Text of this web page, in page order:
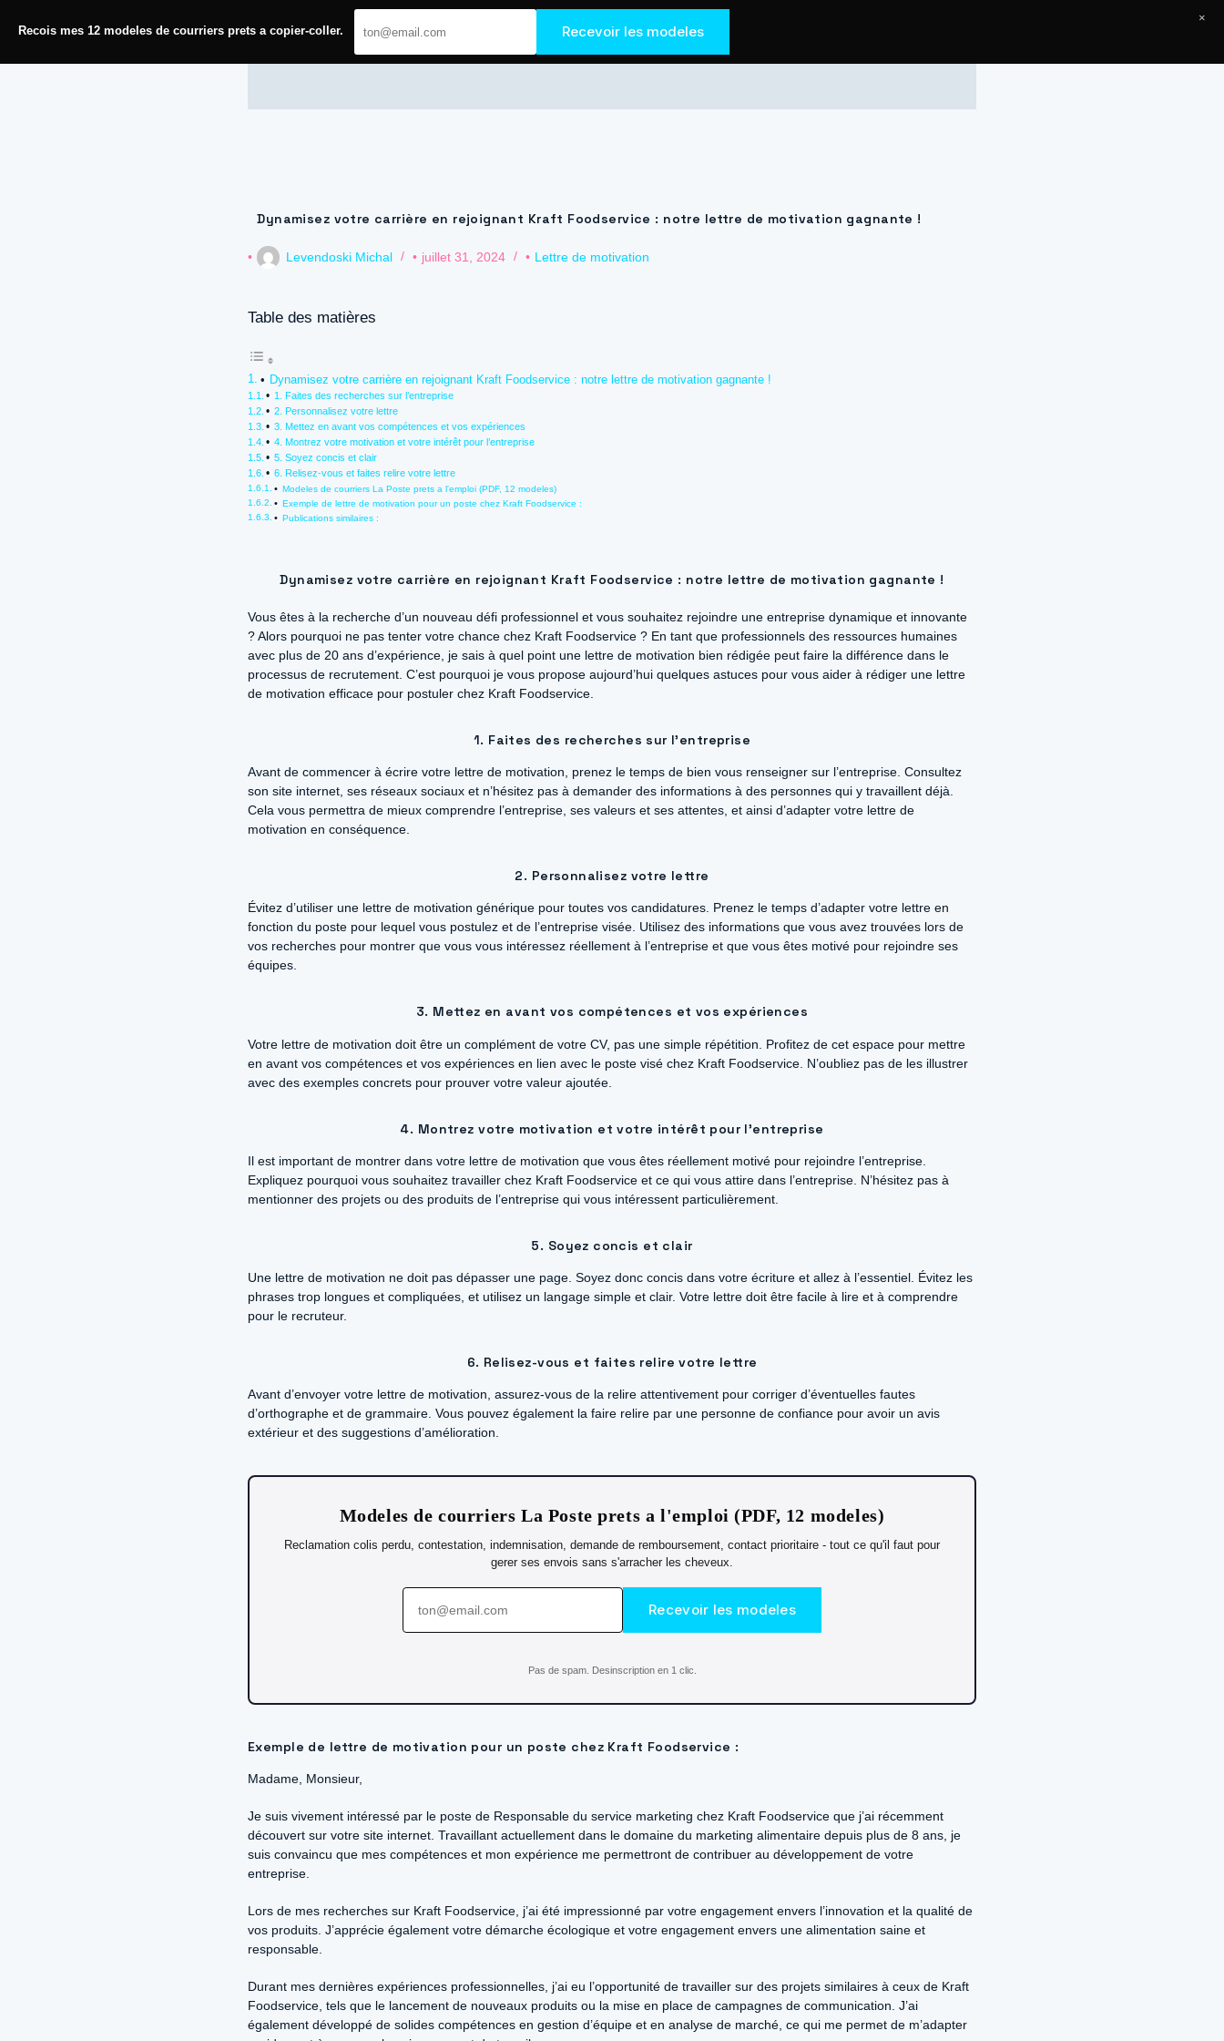
au
Journal de Geek — Décroche le Job
Dynamisez votre carrière en rejoignant Kraft Foodservice : notre lettre de motivation gagnante !
Levendoski Michal juillet 31, 2024 Lettre de motivation
Table des matières
Dynamisez votre carrière en rejoignant Kraft Foodservice : notre lettre de motivation gagnante !
1. Faites des recherches sur l’entreprise
2. Personnalisez votre lettre
3. Mettez en avant vos compétences et vos expériences
4. Montrez votre motivation et votre intérêt pour l’entreprise
5. Soyez concis et clair
6. Relisez-vous et faites relire votre lettre
Modeles de courriers La Poste prets a l'emploi (PDF, 12 modeles)
Exemple de lettre de motivation pour un poste chez Kraft Foodservice :
Publications similaires :
Dynamisez votre carrière en rejoignant Kraft Foodservice : notre lettre de motivation gagnante !
Vous êtes à la recherche d’un nouveau défi professionnel et vous souhaitez rejoindre une entreprise dynamique et innovante
? Alors pourquoi ne pas tenter votre chance chez Kraft Foodservice ? En tant que professionnels des ressources humaines
avec plus de 20 ans d’expérience, je sais à quel point une lettre de motivation bien rédigée peut faire la différence dans le
processus de recrutement. C’est pourquoi je vous propose aujourd’hui quelques astuces pour vous aider à rédiger une lettre
de motivation efficace pour postuler chez Kraft Foodservice.
1. Faites des recherches sur l’entreprise
Avant de commencer à écrire votre lettre de motivation, prenez le temps de bien vous renseigner sur l’entreprise. Consultez
son site internet, ses réseaux sociaux et n’hésitez pas à demander des informations à des personnes qui y travaillent déjà.
Cela vous permettra de mieux comprendre l’entreprise, ses valeurs et ses attentes, et ainsi d’adapter votre lettre de
motivation en conséquence.
2. Personnalisez votre lettre
Évitez d’utiliser une lettre de motivation générique pour toutes vos candidatures. Prenez le temps d’adapter votre lettre en
fonction du poste pour lequel vous postulez et de l’entreprise visée. Utilisez des informations que vous avez trouvées lors de
vos recherches pour montrer que vous vous intéressez réellement à l’entreprise et que vous êtes motivé pour rejoindre ses
équipes.
3. Mettez en avant vos compétences et vos expériences
Votre lettre de motivation doit être un complément de votre CV, pas une simple répétition. Profitez de cet espace pour mettre
en avant vos compétences et vos expériences en lien avec le poste visé chez Kraft Foodservice. N’oubliez pas de les illustrer
avec des exemples concrets pour prouver votre valeur ajoutée.
4. Montrez votre motivation et votre intérêt pour l’entreprise
Il est important de montrer dans votre lettre de motivation que vous êtes réellement motivé pour rejoindre l’entreprise.
Expliquez pourquoi vous souhaitez travailler chez Kraft Foodservice et ce qui vous attire dans l’entreprise. N’hésitez pas à
mentionner des projets ou des produits de l’entreprise qui vous intéressent particulièrement.
5. Soyez concis et clair
Une lettre de motivation ne doit pas dépasser une page. Soyez donc concis dans votre écriture et allez à l’essentiel. Évitez les
phrases trop longues et compliquées, et utilisez un langage simple et clair. Votre lettre doit être facile à lire et à comprendre
pour le recruteur.
6. Relisez-vous et faites relire votre lettre
Avant d’envoyer votre lettre de motivation, assurez-vous de la relire attentivement pour corriger d’éventuelles fautes
d’orthographe et de grammaire. Vous pouvez également la faire relire par une personne de confiance pour avoir un avis
extérieur et des suggestions d’amélioration.
Modeles de courriers La Poste prets a l'emploi (PDF, 12 modeles)
Reclamation colis perdu, contestation, indemnisation, demande de remboursement, contact prioritaire - tout ce qu'il faut pour
gerer ses envois sans s'arracher les cheveux.
Recevoir les modeles
Pas de spam. Desinscription en 1 clic.
Exemple de lettre de motivation pour un poste chez Kraft Foodservice :
Madame, Monsieur,
Je suis vivement intéressé par le poste de Responsable du service marketing chez Kraft Foodservice que j’ai récemment
découvert sur votre site internet. Travaillant actuellement dans le domaine du marketing alimentaire depuis plus de 8 ans, je
suis convaincu que mes compétences et mon expérience me permettront de contribuer au développement de votre
entreprise.
Lors de mes recherches sur Kraft Foodservice, j’ai été impressionné par votre engagement envers l’innovation et la qualité de
vos produits. J’apprécie également votre démarche écologique et votre engagement envers une alimentation saine et
responsable.
Durant mes dernières expériences professionnelles, j’ai eu l’opportunité de travailler sur des projets similaires à ceux de Kraft
Foodservice, tels que le lancement de nouveaux produits ou la mise en place de campagnes de communication. J’ai
également développé de solides compétences en gestion d’équipe et en analyse de marché, ce qui me permet de m’adapter
Recois mes 12 modeles de courriers prets a copier-coller. Recevoir les modeles
×